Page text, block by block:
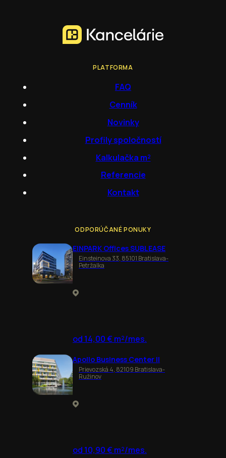
PLATFORMA
FAQ
Cenník
Novinky
Profily spoločností
Kalkulačka m²
Referencie
Kontakt
ODPORÚČANÉ PONUKY
EINPARK Offices SUBLEASE
Einsteinova 33, 85101 Bratislava-
Petržalka
od 14,00 € m²/mes.
Apollo Business Center II
Prievozská 4, 82109 Bratislava-
Ružinov
od 10,90 € m²/mes.